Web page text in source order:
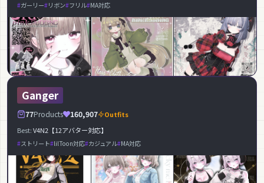
ガーリー リボン フリル MA対応
Ganger
77Products 160,907
Outfits
Best:V4N2【12アバター対応】
ストリート lilToon対応 カジュアル MA対応